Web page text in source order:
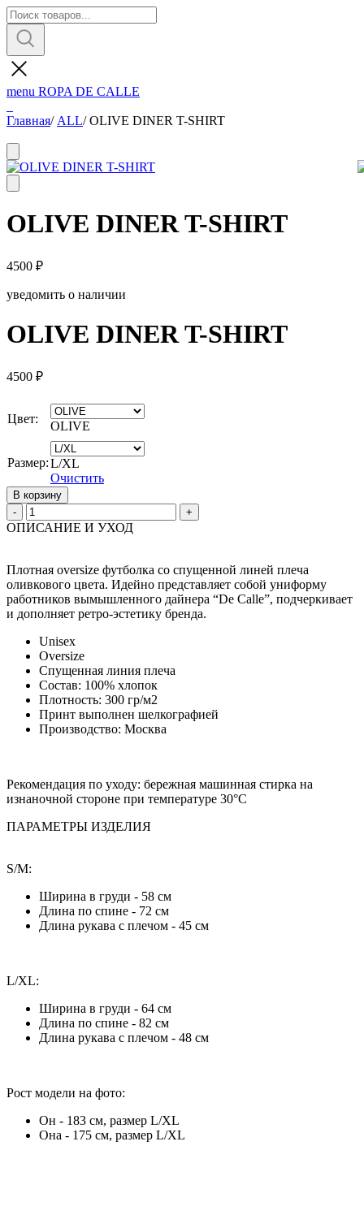
menu ROPA DE CALLE
Главная/ ALL/OLIVE DINER T-SHIRT
OLIVE DINER T-SHIRT
4500 ₽
уведомить о наличии
OLIVE DINER T-SHIRT
4500 ₽
Цвет:
OLIVE
Размер:L/XL
Очистить
В корзину
Quantity
ОПИСАНИЕ И УХОД
Плотная oversize футболка со спущенной линей плеча
оливкового цвета. Идейно представляет собой униформу
работников вымышленного дайнера “De Calle”, подчеркивает
и дополняет ретро-эстетику бренда.
Unisex
Oversize
Спущенная линия плеча
Состав: 100% хлопок
Плотность: 300 гр/м2
Принт выполнен шелкографией
Производство: Москва
Рекомендация по уходу: бережная машинная стирка на
изнаночной стороне при температуре 30°С
ПАРАМЕТРЫ ИЗДЕЛИЯ
S/M:
Ширина в груди - 58 см
Длина по спине - 72 см
Длина рукава с плечом - 45 см
L/XL:
Ширина в груди - 64 см
Длина по спине - 82 см
Длина рукава с плечом - 48 см
Рост модели на фото:
Он - 183 см, размер L/XL
Она - 175 см, размер L/XL